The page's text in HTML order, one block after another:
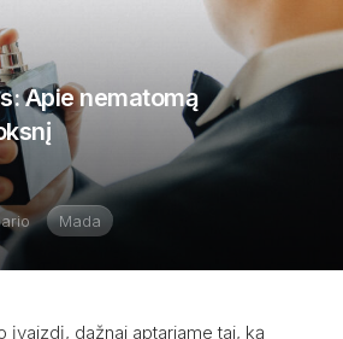
Apie nematomą
Mada
įvaizdį, dažnai aptariame tai, ką